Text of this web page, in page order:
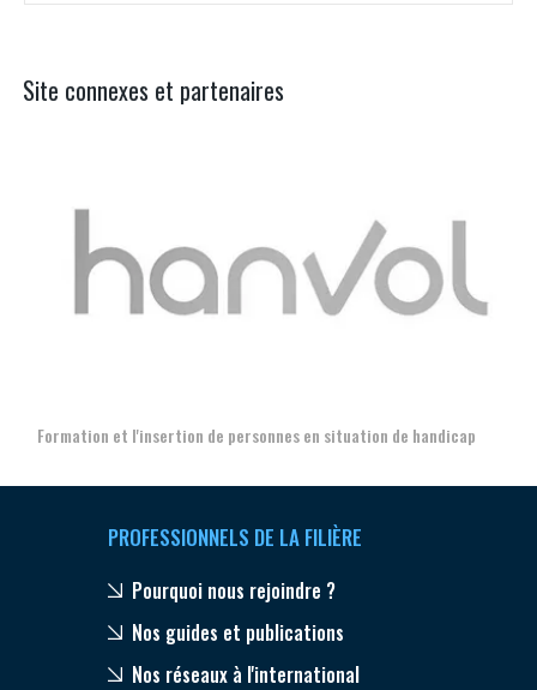
Site connexes et partenaires
Formation et l'insertion de personnes en situation de handicap
PROFESSIONNELS DE LA FILIÈRE
Pourquoi nous rejoindre ?
Nos guides et publications
Nos réseaux à l'international